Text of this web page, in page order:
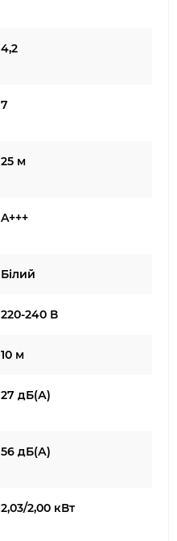
4,2
7
25 м
A+++
Білий
220-240 В
10 м
27 дБ(А)
56 дБ(А)
2,03/2,00 кВт